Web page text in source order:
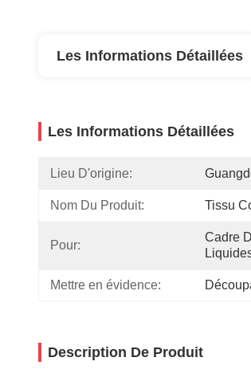
Les Informations Détaillées
Les Informations Détaillées
Lieu D'origine:
Nom Du Produit: Tissu
Pour:
Cadre
Mettre en évidence:
Description De Produit